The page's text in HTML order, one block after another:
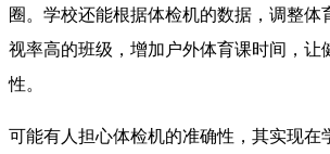
圈。学校还能根据体检机的数据，调整体
视率高的班级，增加户外体育课时间，让
性。
可能有人担心体检机的准确性，其实现在